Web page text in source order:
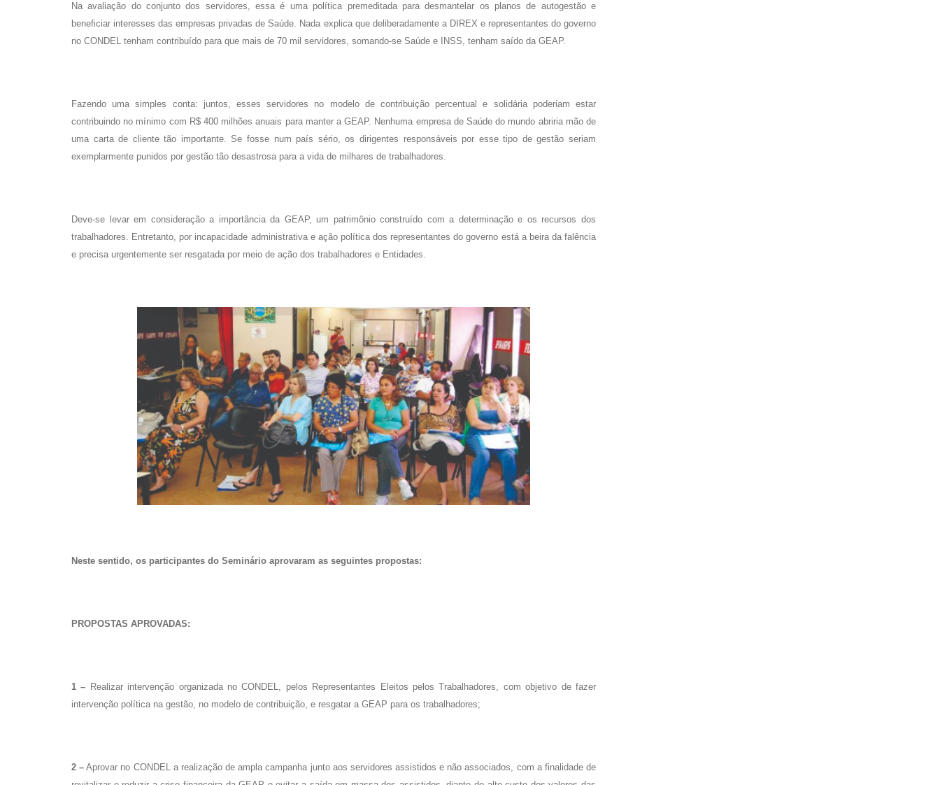
Na avaliação do conjunto dos servidores, essa é uma política premeditada para desmantelar os planos de autogestão e
beneficiar interesses das empresas privadas de Saúde. Nada explica que deliberadamente a DIREX e representantes do governo
no CONDEL tenham contribuído para que mais de 70 mil servidores, somando-se Saúde e INSS, tenham saído da GEAP.
Fazendo uma simples conta: juntos, esses servidores no modelo de contribuição percentual e solidária poderiam estar
contribuindo no mínimo com R$ 400 milhões anuais para manter a GEAP. Nenhuma empresa de Saúde do mundo abriria mão de
uma carta de cliente tão importante. Se fosse num país sério, os dirigentes responsáveis por esse tipo de gestão seriam
exemplarmente punidos por gestão tão desastrosa para a vida de milhares de trabalhadores.
Deve-se levar em consideração a importância da GEAP, um patrimônio construído com a determinação e os recursos dos
trabalhadores. Entretanto, por incapacidade administrativa e ação política dos representantes do governo está a beira da falência
e precisa urgentemente ser resgatada por meio de ação dos trabalhadores e Entidades.
Neste sentido, os participantes do Seminário aprovaram as seguintes propostas:
PROPOSTAS APROVADAS:
1 – Realizar intervenção organizada no CONDEL, pelos Representantes Eleitos pelos Trabalhadores, com objetivo de fazer
intervenção política na gestão, no modelo de contribuição, e resgatar a GEAP para os trabalhadores;
2 – Aprovar no CONDEL a realização de ampla campanha junto aos servidores assistidos e não associados, com a finalidade de